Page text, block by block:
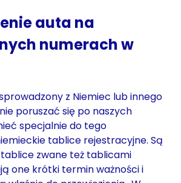
auta na
numerach w
z Niemiec lub innego
poruszać się po naszych
specjalnie do tego
tablice rejestracyjne. Są
zwane też tablicami
one krótki termin ważności i